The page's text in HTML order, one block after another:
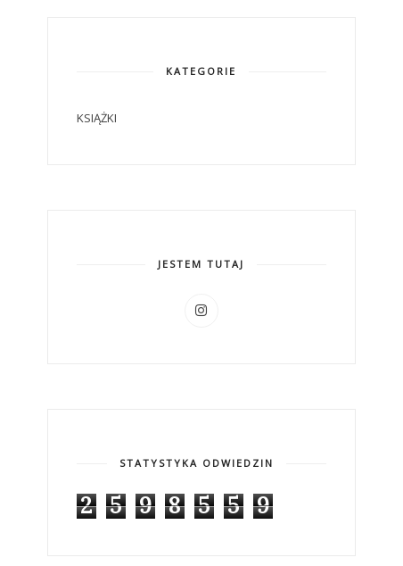
KATEGORIE
KSIĄŻKI
JESTEM TUTAJ
STATYSTYKA ODWIEDZIN
2 5 9 8 5 5 9